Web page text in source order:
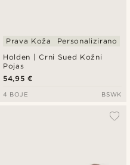
Holden | Crni Sued Kožni
Pojas
Prava Koža Personalizirano
54,95 €
4 BOJE BSWK